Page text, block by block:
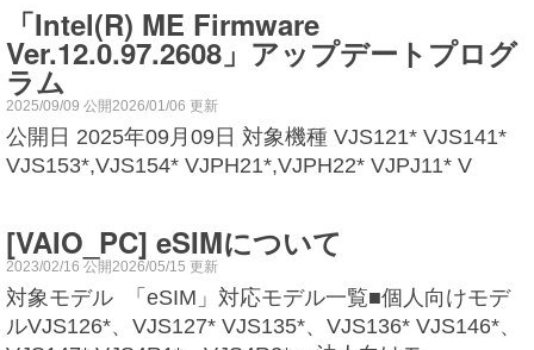
「Intel(R) ME Firmware
Ver.12.0.97.2608」アップデートプログ
ラム
2025/09/09 公開2026/01/06 更新
公開日 2025年09月09日 対象機種 VJS121* VJS141*
VJS153*,VJS154* VJPH21*,VJPH22* VJPJ11* V
[VAIO_PC] eSIMについて
2023/02/16 公開2026/05/15 更新
対象モデル 「eSIM」対応モデル一覧■個人向けモデ
ルVJS126*、VJS127* VJS135*、VJS136* VJS146*、